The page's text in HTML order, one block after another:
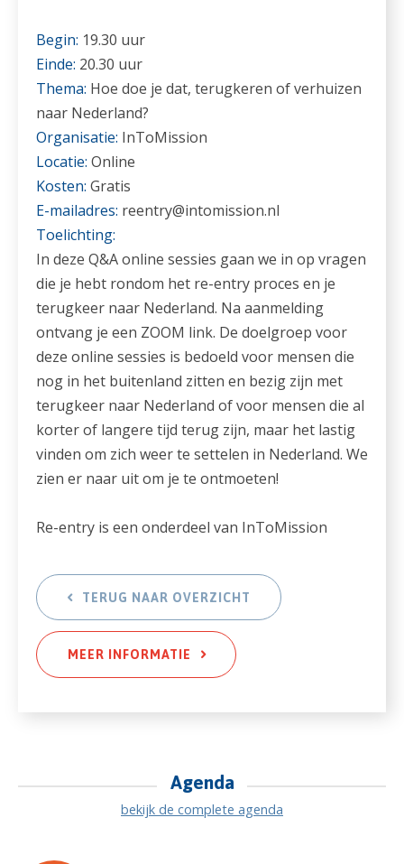
Begin: 19.30 uur
Einde: 20.30 uur
Thema: Hoe doe je dat, terugkeren of verhuizen
naar Nederland?
Organisatie: InToMission
Locatie: Online
Kosten: Gratis
E-mailadres: reentry@intomission.nl
Toelichting:
In deze Q&A online sessies gaan we in op vragen
die je hebt rondom het re-entry proces en je
terugkeer naar Nederland. Na aanmelding
ontvang je een ZOOM link. De doelgroep voor
deze online sessies is bedoeld voor mensen die
nog in het buitenland zitten en bezig zijn met
terugkeer naar Nederland of voor mensen die al
korter of langere tijd terug zijn, maar het lastig
vinden om zich weer te settelen in Nederland. We
zien er naar uit om je te ontmoeten!
Re-entry is een onderdeel van InToMission
TERUG NAAR OVERZICHT
MEER INFORMATIE
Agenda
bekijk de complete agenda